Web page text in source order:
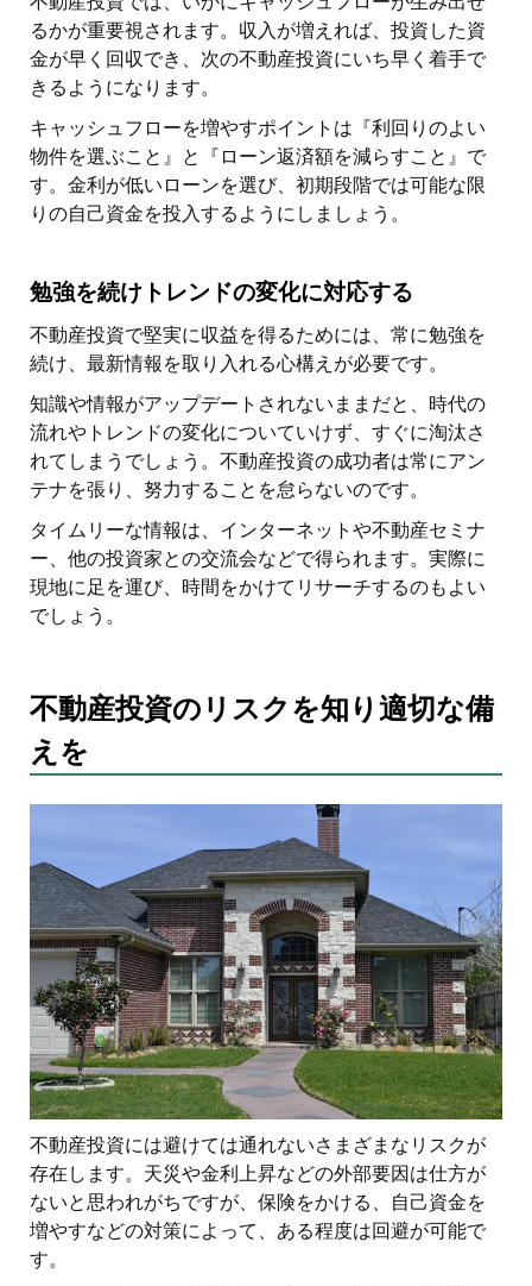
るかが重要視されます。収入が増えれば、投資した資
金が早く回収でき、次の不動産投資にいち早く着手で
きるようになります。
キャッシュフローを増やすポイントは『利回りのよい
物件を選ぶこと』と『ローン返済額を減らすこと』で
す。金利が低いローンを選び、初期段階では可能な限
りの自己資金を投入するようにしましょう。
勉強を続けトレンドの変化に対応する
不動産投資で堅実に収益を得るためには、常に勉強を
続け、最新情報を取り入れる心構えが必要です。
知識や情報がアップデートされないままだと、時代の
流れやトレンドの変化についていけず、すぐに淘汰さ
れてしまうでしょう。不動産投資の成功者は常にアン
テナを張り、努力することを怠らないのです。
タイムリーな情報は、インターネットや不動産セミナ
ー、他の投資家との交流会などで得られます。実際に
現地に足を運び、時間をかけてリサーチするのもよい
でしょう。
不動産投資のリスクを知り適切な備
えを
不動産投資には避けては通れないさまざまなリスクが
存在します。天災や金利上昇などの外部要因は仕方が
ないと思われがちですが、保険をかける、自己資金を
増やすなどの対策によって、ある程度は回避が可能で
す。